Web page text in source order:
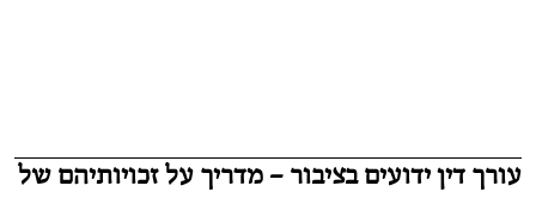
עורך דין ידועים בציבור – מדריך על זכויותיהם של